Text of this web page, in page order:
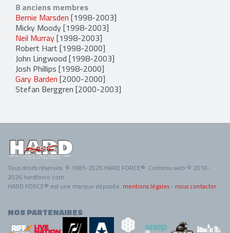
8 anciens membres
Bernie Marsden [1998-2003]
Micky Moody[1998-2003]
Neil Murray[1998-2003]
Robert Hart [1998-2000]
John Lingwood [1998-2003]
Josh Phillips [1998-2000]
Gary Barden [2000-2000]
Stefan Berggren [2000-2003]
Tous droits réservés. © 1985-2026 HARD FORCE®. Contenu web © 2010-
2026 hardforce.com
HARD FORCE® est une marque déposée. mentions légales - nous contacter
NOS PARTENAIRES